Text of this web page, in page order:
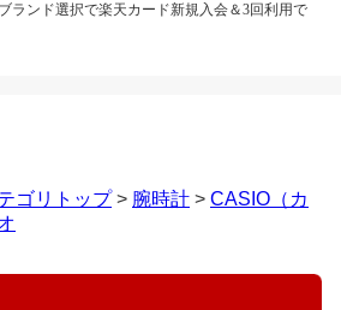
ランド選択で楽天カード新規入会＆3回利用で
ゴリトップ> 腕時計 > CASIO（カ